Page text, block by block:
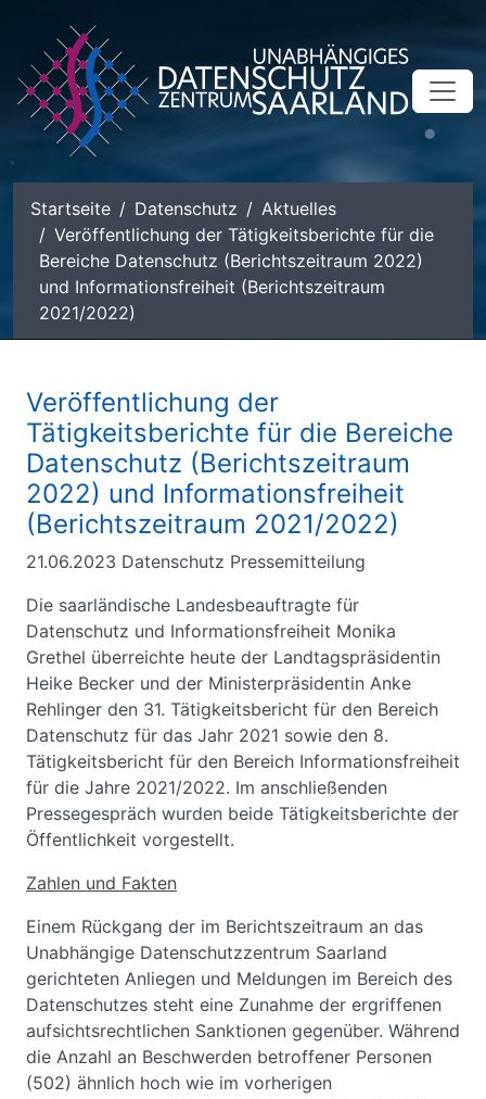
Startseite Datenschutz
Aktuelles
Veröffentlichung der Tätigkeitsberichte für die
Bereiche Datenschutz (Berichtszeitraum 2022)
und Informationsfreiheit (Berichtszeitraum
2021/2022)
Veröffentlichung der
Tätigkeitsberichte für die Bereiche
Datenschutz (Berichtszeitraum
2022) und Informationsfreiheit
(Berichtszeitraum 2021/2022)
21.06.2023 Datenschutz Pressemitteilung
Die saarländische Landesbeauftragte für
Datenschutz und Informationsfreiheit Monika
Grethel überreichte heute der Landtagspräsidentin
Heike Becker und der Ministerpräsidentin Anke
Rehlinger den 31. Tätigkeitsbericht für den Bereich
Datenschutz für das Jahr 2021 sowie den 8.
Tätigkeitsbericht für den Bereich Informationsfreiheit
für die Jahre 2021/2022. Im anschließenden
Pressegespräch wurden beide Tätigkeitsberichte der
Öffentlichkeit vorgestellt.
Zahlen und Fakten
Einem Rückgang der im Berichtszeitraum an das
Unabhängige Datenschutzzentrum Saarland
gerichteten Anliegen und Meldungen im Bereich des
Datenschutzes steht eine Zunahme der ergriffenen
aufsichtsrechtlichen Sanktionen gegenüber. Während
die Anzahl an Beschwerden betroffener Personen
(502) ähnlich hoch wie im vorherigen